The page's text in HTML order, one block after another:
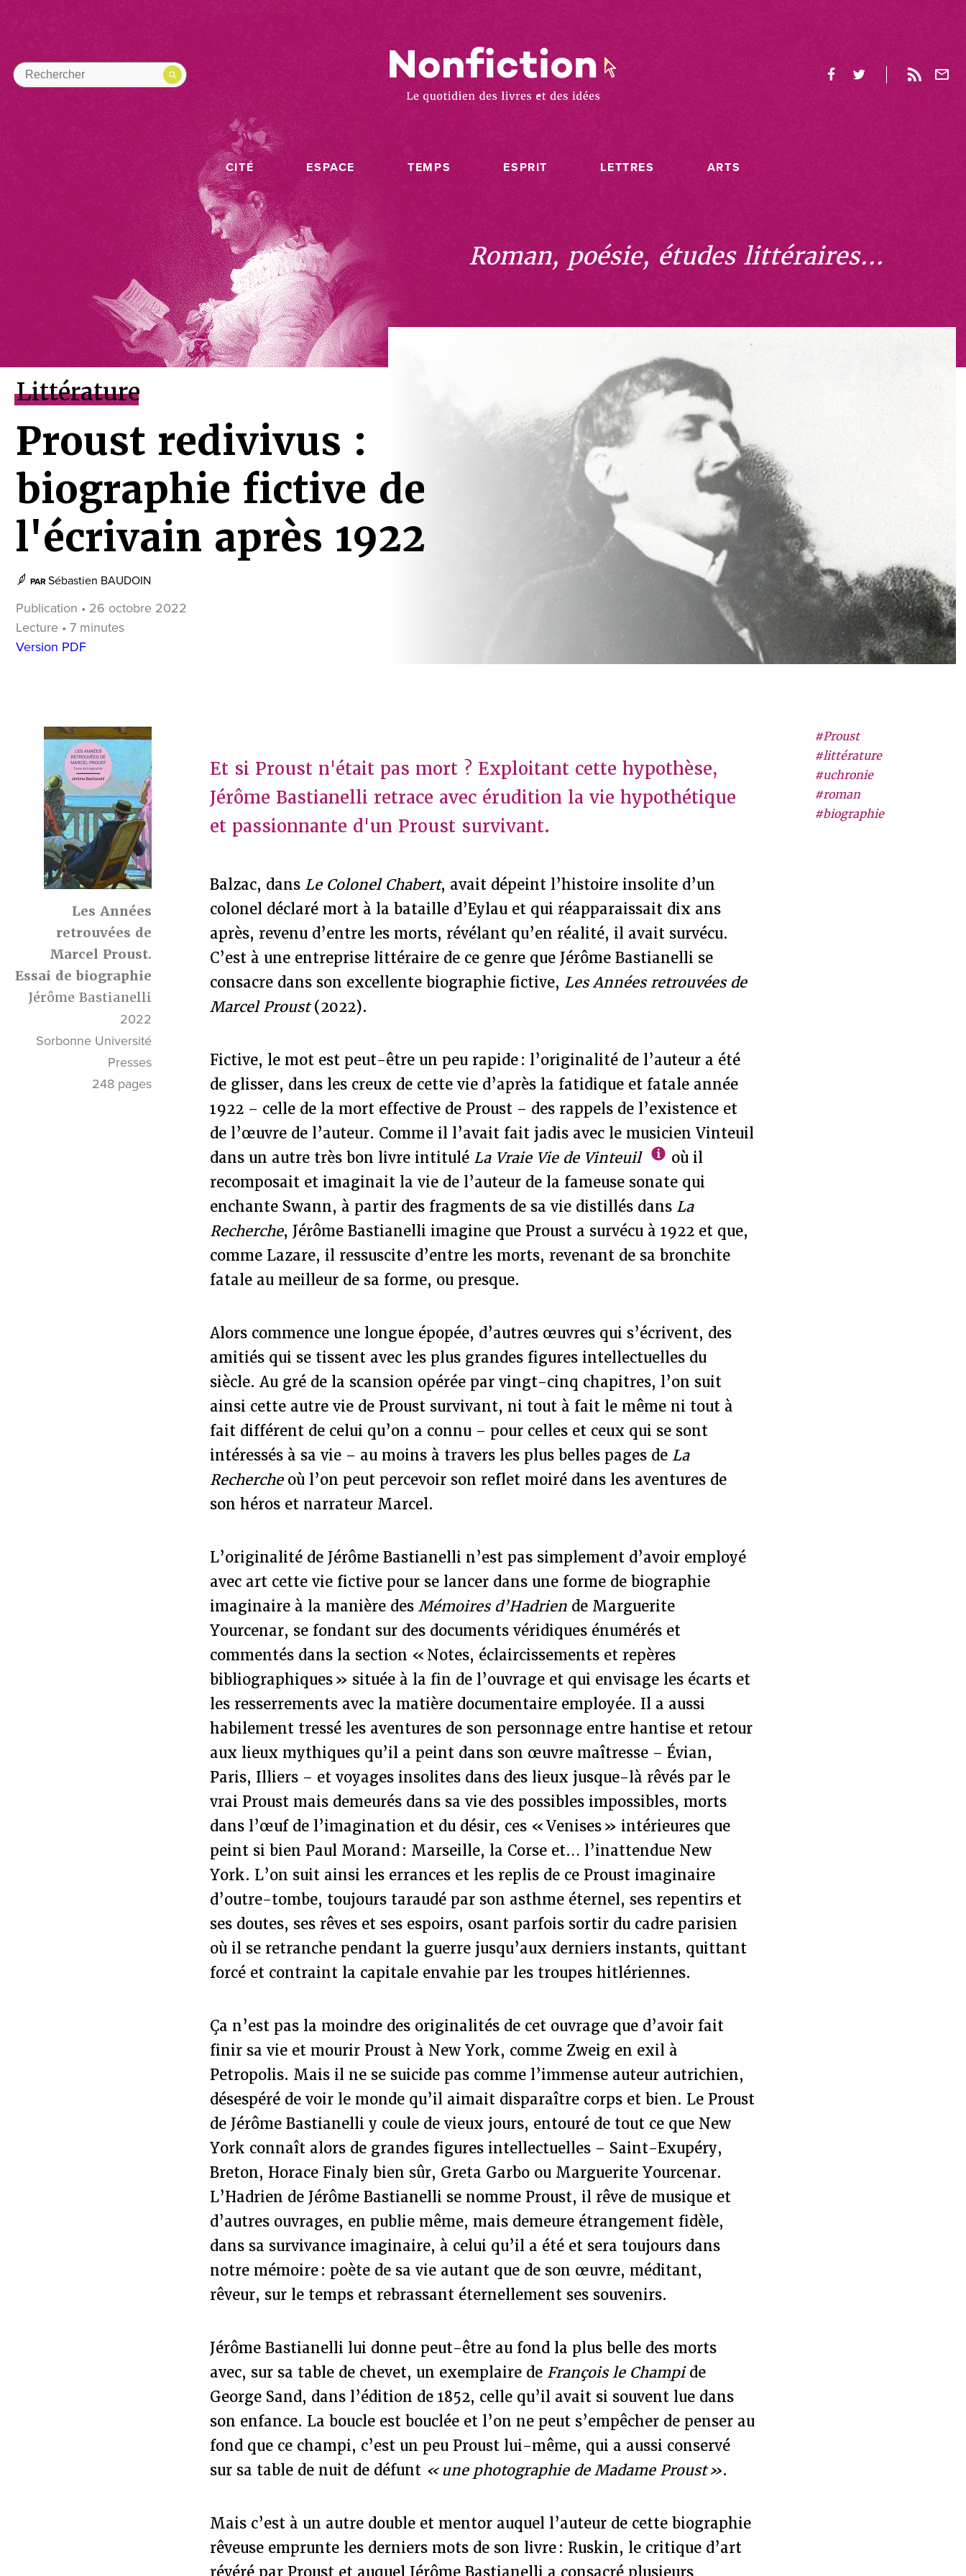
CITÉ ESPACE TEMPS ESPRIT LETTRES ARTS
Roman, poésie, études littéraires...
Littérature
Proust redivivus :
biographie fictive de
l'écrivain après 1922
PAR Sébastien BAUDOIN
Publication • 26 octobre 2022
Lecture • 7 minutes
Version PDF
Les Années
retrouvées de
Marcel Proust.
Essai de biographie
Jérôme Bastianelli
2022
Sorbonne Université
Presses
248 pages
#Proust
#littérature
#uchronie
#roman
#biographie
Et si Proust n'était pas mort ? Exploitant cette hypothèse,
Jérôme Bastianelli retrace avec érudition la vie hypothétique
et passionnante d'un Proust survivant.
Balzac, dans Le Colonel Chabert, avait dépeint l’histoire insolite d’un
colonel déclaré mort à la bataille d’Eylau et qui réapparaissait dix ans
après, revenu d’entre les morts, révélant qu’en réalité, il avait survécu.
C’est à une entreprise littéraire de ce genre que Jérôme Bastianelli se
consacre dans son excellente biographie fictive, Les Années retrouvées de
Marcel Proust(2022).
Fictive, le mot est peut-être un peu rapide : l’originalité de l’auteur a été
de glisser, dans les creux de cette vie d’après la fatidique et fatale année
1922 – celle de la mort effective de Proust – des rappels de l’existence et
de l’œuvre de l’auteur. Comme il l’avait fait jadis avec le musicien Vinteuil
dans un autre très bon livre intitulé La Vraie Vie de Vinteuil
où il
recomposait et imaginait la vie de l’auteur de la fameuse sonate qui
enchante Swann, à partir des fragments de sa vie distillés dans La
Recherche, Jérôme Bastianelli imagine que Proust a survécu à 1922 et que,
comme Lazare, il ressuscite d’entre les morts, revenant de sa bronchite
fatale au meilleur de sa forme, ou presque.
Alors commence une longue épopée, d’autres œuvres qui s’écrivent, des
amitiés qui se tissent avec les plus grandes figures intellectuelles du
siècle. Au gré de la scansion opérée par vingt-cinq chapitres, l’on suit
ainsi cette autre vie de Proust survivant, ni tout à fait le même ni tout à
fait différent de celui qu’on a connu – pour celles et ceux qui se sont
intéressés à sa vie – au moins à travers les plus belles pages de La
Rechercheoù l’on peut percevoir son reflet moiré dans les aventures de
son héros et narrateur Marcel.
L’originalité de Jérôme Bastianelli n’est pas simplement d’avoir employé
avec art cette vie fictive pour se lancer dans une forme de biographie
imaginaire à la manière desMémoires d’Hadrien de Marguerite
Yourcenar, se fondant sur des documents véridiques énumérés et
commentés dans la section « Notes, éclaircissements et repères
bibliographiques » située à la fin de l’ouvrage et qui envisage les écarts et
les resserrements avec la matière documentaire employée. Il a aussi
habilement tressé les aventures de son personnage entre hantise et retour
aux lieux mythiques qu’il a peint dans son œuvre maîtresse – Évian,
Paris, Illiers – et voyages insolites dans des lieux jusque-là rêvés par le
vrai Proust mais demeurés dans sa vie des possibles impossibles, morts
dans l’œuf de l’imagination et du désir, ces « Venises » intérieures que
peint si bien Paul Morand : Marseille, la Corse et… l’inattendue New
York. L’on suit ainsi les errances et les replis de ce Proust imaginaire
d’outre-tombe, toujours taraudé par son asthme éternel, ses repentirs et
ses doutes, ses rêves et ses espoirs, osant parfois sortir du cadre parisien
où il se retranche pendant la guerre jusqu’aux derniers instants, quittant
forcé et contraint la capitale envahie par les troupes hitlériennes.
Ça n’est pas la moindre des originalités de cet ouvrage que d’avoir fait
finir sa vie et mourir Proust à New York, comme Zweig en exil à
Petropolis. Mais il ne se suicide pas comme l’immense auteur autrichien,
désespéré de voir le monde qu’il aimait disparaître corps et bien. Le Proust
de Jérôme Bastianelli y coule de vieux jours, entouré de tout ce que New
York connaît alors de grandes figures intellectuelles – Saint-Exupéry,
Breton, Horace Finaly bien sûr, Greta Garbo ou Marguerite Yourcenar.
L’Hadrien de Jérôme Bastianelli se nomme Proust, il rêve de musique et
d’autres ouvrages, en publie même, mais demeure étrangement fidèle,
dans sa survivance imaginaire, à celui qu’il a été et sera toujours dans
notre mémoire : poète de sa vie autant que de son œuvre, méditant,
rêveur, sur le temps et rebrassant éternellement ses souvenirs.
Jérôme Bastianelli lui donne peut-être au fond la plus belle des morts
avec, sur sa table de chevet, un exemplaire de François le Champide
George Sand, dans l’édition de 1852, celle qu’il avait si souvent lue dans
son enfance. La boucle est bouclée et l’on ne peut s’empêcher de penser au
fond que ce champi, c’est un peu Proust lui-même, qui a aussi conservé
sur sa table de nuit de défunt « une photographie de Madame Proust ».
Mais c’est à un autre double et mentor auquel l’auteur de cette biographie
rêveuse emprunte les derniers mots de son livre : Ruskin, le critique d’art